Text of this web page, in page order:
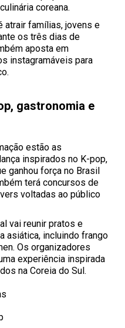
coreana.
atrair famílias, jovens e
os três dias de
aposta em
instagramáveis para
gastronomia e
estão as
inspirados no K-pop,
ganhou força no Brasil
terá concursos de
voltadas ao público
vai reunir pratos e
asiática, incluindo frango
Os organizadores
experiência inspirada
na Coreia do Sul.